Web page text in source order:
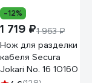
-12%
1 719 ₽1 963 ₽
Нож для разделки
кабеля Secura
Jokari No. 16 10160